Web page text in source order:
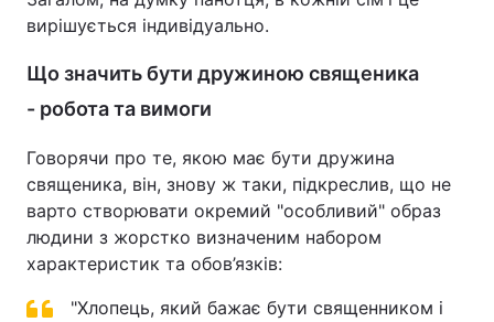
вирішується індивідуально.
Що значить бути дружиною священика
- робота та вимоги
Говорячи про те, якою має бути дружина
священика, він, знову ж таки, підкреслив, що не
варто створювати окремий "особливий" образ
людини з жорстко визначеним набором
характеристик та обов’язків:
"Хлопець, який бажає бути священником і